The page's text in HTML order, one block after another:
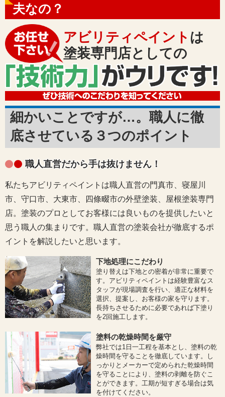
夫なの？
アビリティペイント は
塗装専門店としての
細かいことですが…。職人に徹
底させている３つのポイント
職人直営だから手は抜けません！
私たちアビリティペイントは職人直営の門真市、寝屋川
市、守口市、大東市、四條畷市の外壁塗装、屋根塗装専門
店。塗装のプロとしてお客様には良いものを提供したいと
思う職人の集まりです。職人直営の塗装会社が徹底するポ
イントを解説したいと思います。
下地処理にこだわり
塗り替えは下地との密着が非常に重要で
す。アビリティペイントは経験豊富なス
タッフが現場調査を行い、適正な材料を
選択、提案し、お客様の家を守ります。
長持ちさせるために必要であれば下塗り
を2回施工します。
塗料の乾燥時間を厳守
弊社では1日一工程を基本とし、塗料の乾
燥時間を守ることを徹底しています。し
っかりとメーカーで定められた乾燥時間
を守ることにより、塗料の剥離を防ぐこ
とができます。工期が短すぎる場合は気
を付けてください。